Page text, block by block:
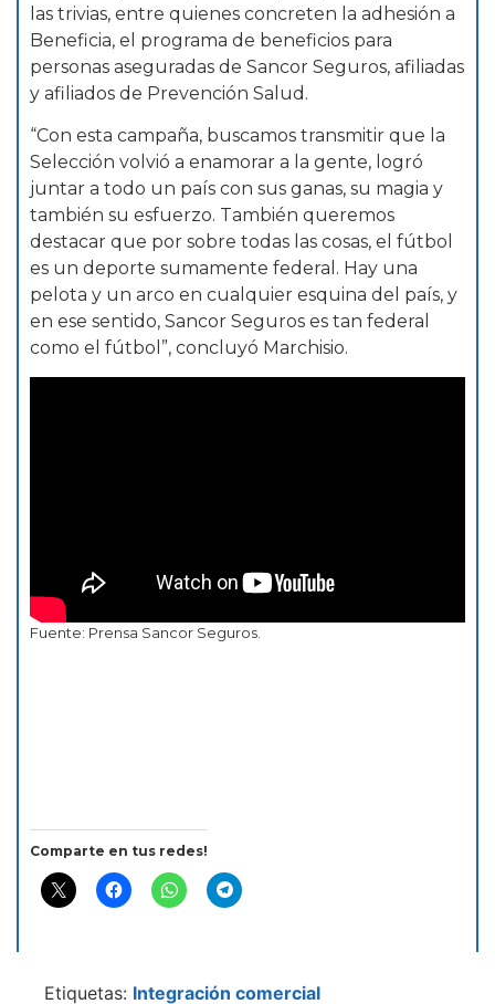
las trivias, entre quienes concreten la adhesión a
Beneficia, el programa de beneficios para
personas aseguradas de Sancor Seguros, afiliadas
y afiliados de Prevención Salud.
“Con esta campaña, buscamos transmitir que la
Selección volvió a enamorar a la gente, logró
juntar a todo un país con sus ganas, su magia y
también su esfuerzo. También queremos
destacar que por sobre todas las cosas, el fútbol
es un deporte sumamente federal. Hay una
pelota y un arco en cualquier esquina del país, y
en ese sentido, Sancor Seguros es tan federal
como el fútbol”, concluyó Marchisio.
Fuente: Prensa Sancor Seguros.
Comparte en tus redes!
Etiquetas: Integración comercial